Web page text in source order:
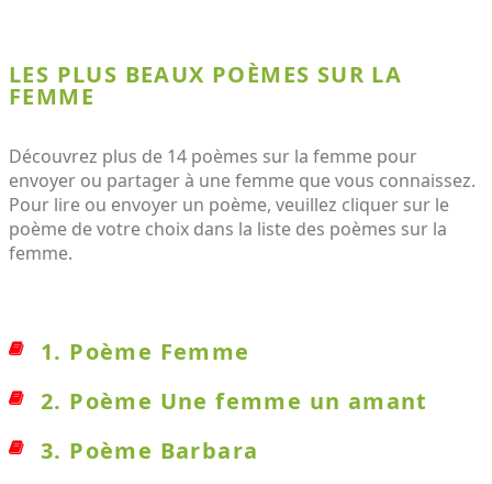
LES PLUS BEAUX POÈMES SUR LA
FEMME
Découvrez plus de 14 poèmes sur la femme pour
envoyer ou partager à une femme que vous connaissez.
Pour lire ou envoyer un poème, veuillez cliquer sur le
poème de votre choix dans la liste des poèmes sur la
femme.
1. Poème Femme
2. Poème Une femme un amant
3. Poème Barbara